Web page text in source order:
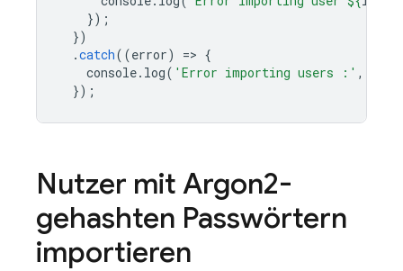
});
})
.catch((error) => {
console. log( 'Error importing users :' ,
});
Nutzer mit Argon2-
gehashten Passwörtern
importieren